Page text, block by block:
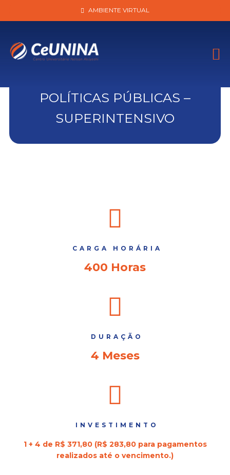
AMBIENTE VIRTUAL
POLÍTICAS PÚBLICAS –
SUPERINTENSIVO
CARGA HORÁRIA
400 Horas
DURAÇÃO
4 Meses
INVESTIMENTO
1 + 4 de R$ 371,80 (R$ 283,80 para pagamentos
realizados até o vencimento.)